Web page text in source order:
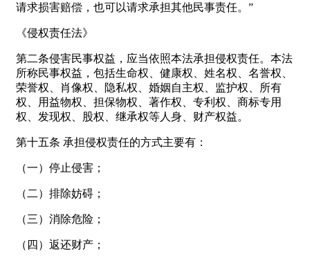
请求损害赔偿，也可以请求承担其他民事责任。”
《侵权责任法》
第二条侵害民事权益，应当依照本法承担侵权责任。本法
所称民事权益，包括生命权、健康权、姓名权、名誉权、
荣誉权、肖像权、隐私权、婚姻自主权、监护权、所有
权、用益物权、担保物权、著作权、专利权、商标专用
权、发现权、股权、继承权等人身、财产权益。
第十五条 承担侵权责任的方式主要有：
（一）停止侵害；
（二）排除妨碍；
（三）消除危险；
（四）返还财产；